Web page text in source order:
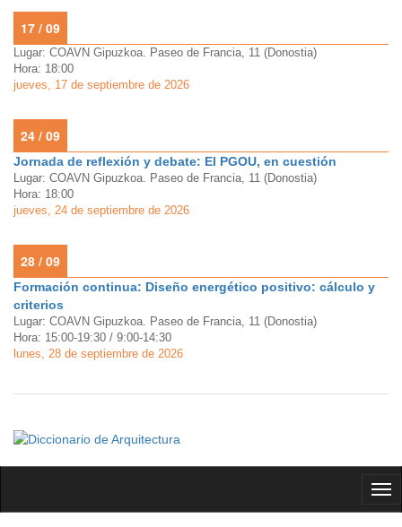
17 / 09
Lugar: COAVN Gipuzkoa. Paseo de Francia, 11 (Donostia)
Hora: 18:00
jueves, 17 de septiembre de 2026
24 / 09
Jornada de reflexión y debate: El PGOU, en cuestión
Lugar: COAVN Gipuzkoa. Paseo de Francia, 11 (Donostia)
Hora: 18:00
jueves, 24 de septiembre de 2026
28 / 09
Formación continua: Diseño energético positivo: cálculo y
criterios
Lugar: COAVN Gipuzkoa. Paseo de Francia, 11 (Donostia)
Hora: 15:00-19:30 / 9:00-14:30
lunes, 28 de septiembre de 2026